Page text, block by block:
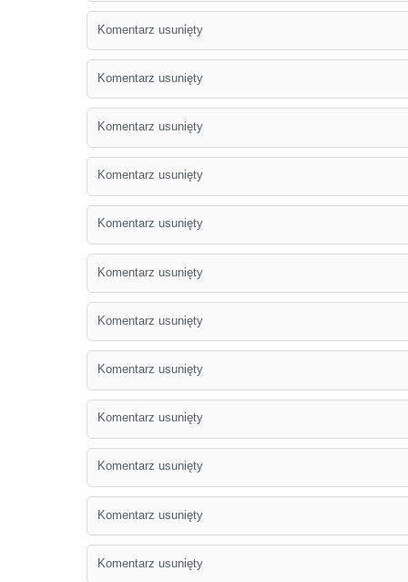
Komentarz usunięty
Komentarz usunięty
Komentarz usunięty
Komentarz usunięty
Komentarz usunięty
Komentarz usunięty
Komentarz usunięty
Komentarz usunięty
Komentarz usunięty
Komentarz usunięty
Komentarz usunięty
Komentarz usunięty